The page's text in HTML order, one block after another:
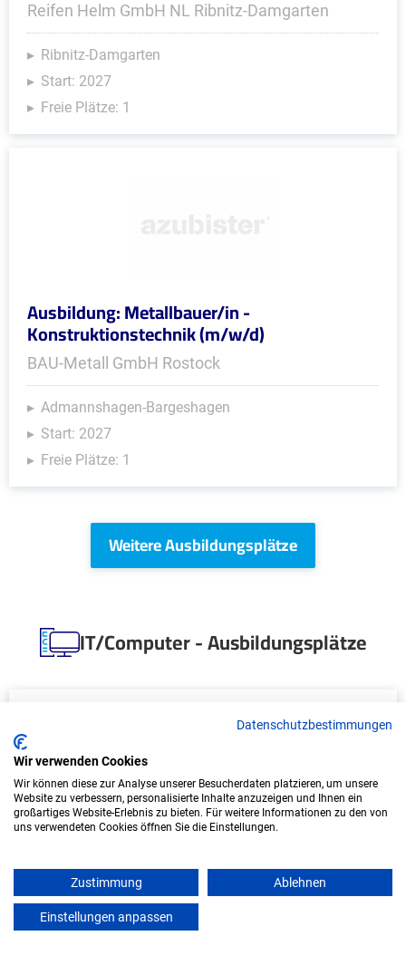
Reifen Helm GmbH NL Ribnitz-Damgarten
Ribnitz-Damgarten
Start: 2027
Freie Plätze: 1
Ausbildung: Metallbauer/in -
Konstruktionstechnik (m/w/d)
BAU-Metall GmbH Rostock
Admannshagen-Bargeshagen
Start: 2027
Freie Plätze: 1
Weitere Ausbildungsplätze
IT/Computer - Ausbildungsplätze
virtuellen Campus - Altländer Kuvertier
Service GmbH
Altländer Kuvertier Service GmbH
Datenschutzbestimmungen
Wir verwenden Cookies
Wir können diese zur Analyse unserer Besucherdaten platzieren, um unsere
Website zu verbessern, personalisierte Inhalte anzuzeigen und Ihnen ein
großartiges Website-Erlebnis zu bieten. Für weitere Informationen zu den von
uns verwendeten Cookies öffnen Sie die Einstellungen.
Zustimmung Ablehnen
Einstellungen anpassen